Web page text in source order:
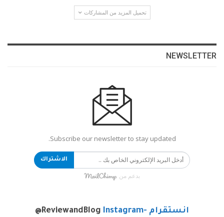
تحميل المزيد من المشاركات
NEWSLETTER
Subscribe our newsletter to stay updated.
الاشتراك
بدعم من
انستقرام -Instagram @ReviewandBlog